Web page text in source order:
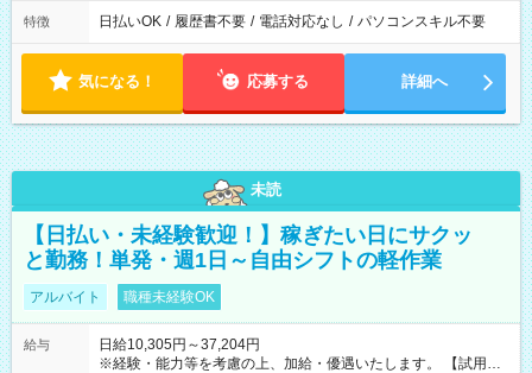
特徴 日払いOK / 履歴書不要 / 電話対応なし / パソコンスキル不要
気になる！ 応募する 詳細へ
未読
【日払い・未経験歓迎！】稼ぎたい日にサクッ
と勤務！単発・週1日～自由シフトの軽作業
アルバイト 職種未経験OK
給与
日給10,305円～37,204円
※経験・能力等を考慮の上、加給・優遇いたします。 【試用期